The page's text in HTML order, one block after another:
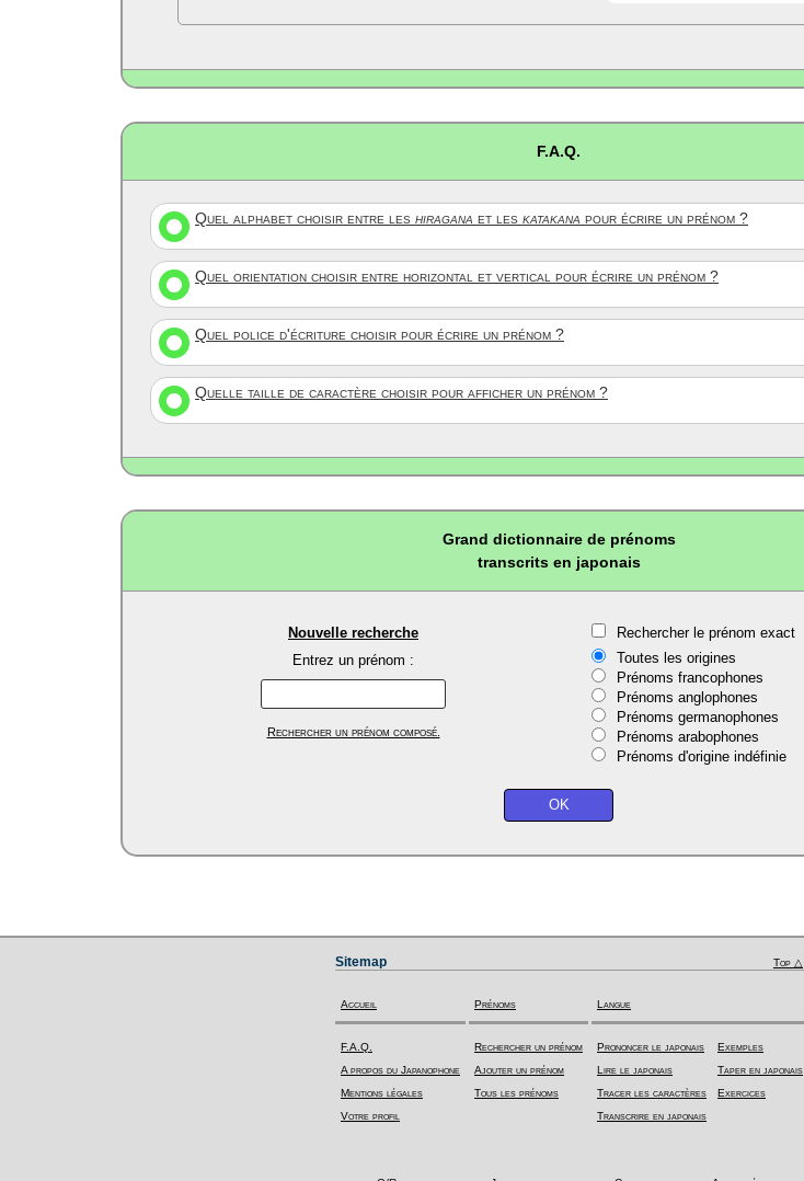
F.A.Q.
Quel alphabet choisir entre les hiragana et les katakana pour écrire un prénom ?
Quel orientation choisir entre horizontal et vertical pour écrire un prénom ?
Quel police d'écriture choisir pour écrire un prénom ?
Quelle taille de caractère choisir pour afficher un prénom ?
Grand dictionnaire de prénoms
transcrits en japonais
Nouvelle recherche
Entrez un prénom :
Rechercher un prénom composé.
Rechercher le prénom exact
Toutes les origines
Prénoms francophones
Prénoms anglophones
Prénoms germanophones
Prénoms arabophones
Prénoms d'origine indéfinie
Sitemap Top △
Accueil
F.A.Q.
A propos du Japanophone
Mentions légales
Votre profil
Prénoms
Rechercher un prénom
Ajouter un prénom
Tous les prénoms
Langue
Prononcer le japonais
Lire le japonais
Tracer les caractères
Transcrire en japonais
Exemples
Taper en japonais
Exercices